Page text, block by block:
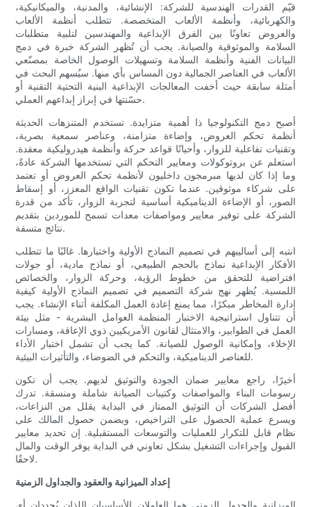
قيّم القدرات الهندسية للشركة: الإنشائية، والمدنية، والميكانيكية،
والكهربائية، وأنظمة الألعاب المتخصصة. تتطلب أنظمة الألعاب
والعروض تعاونًا بين الفرق الإبداعية والمهندسين لتلبية متطلبات
السلامة والموثوقية والصيانة. يجب أن تُظهر الشركة خبرة في دمج
البيانات الفنية وأنظمة السلامة وتسهيلات الوصول الخاصة بمصنّعي
الألعاب في العناصر الجمالية دون المساس بأي منها. سيُسهم البحث في
أمثلة سابقة حيث أخفت المعالجات الإبداعية البنية التحتية التقنية أو
حسّنتها في إبراز إبداعهم العملي.
أصبح دمج التكنولوجيا ذا أهمية متزايدة. تستخدم المتنزهات الحديثة
أنظمة تحكم العروض، وإضاءة متزامنة، وعناصر سمعية بصرية،
وتقنيات تفاعلية للزوار، وأحيانًا قواعد حركة وأنظمة هيدروليكية معقدة.
استعلم عن بروتوكولات ومعايير التحكم التي تستخدمها الشركة عادةً،
وما إذا كان لديها مبرمجون داخليون لأنظمة تحكم العروض أو تعتمد
على شركاء موثوقين. عندما تكون تقنيات الواقع المعزز، أو إسقاط
الصور، أو الإضاءة الديناميكية أساسية لتجربة الزوار، تأكد من قدرة
الشركة على توفير معايير ومواصفات معدات تسمح للموردين بتقديم
نتائج متسقة.
انتبه إلى أساليبهم في تصميم النماذج الأولية واختبارها. غالبًا ما تتطلب
الأفكار الإبداعية نماذج بالحجم الطبيعي، أو نماذج مادية، أو جولات
افتراضية للتحقق من خطوط الرؤية، وحركة الزوار، والخصائص
اللمسية. يُظهر نهج شركة التصميم في تصميم النماذج الأولية كيفية
إدارة المخاطر مبكرًا، مما يمنع إعادة العمل المكلفة أثناء الإنشاء. يجب
أن تتناول استراتيجية الاختبار المنظمة العوامل البشرية - مثل بيئة
العمل في الطوابير، والامتثال لقانون الأمريكيين ذوي الإعاقة، ومسارات
الإخلاء، وإمكانية الوصول للصيانة. كما يجب أن تشمل اختبار الأداء
للعناصر الديناميكية، والتحكم في الضوضاء، والتأثيرات البيئية.
أخيرًا، راجع معايير ضمان الجودة والتوثيق لديهم. يجب أن تكون
رسومات البناء والمواصفات وكتيبات الصيانة شاملة ومنسقة. تدرك
أفضل الشركات أن التوثيق الممتاز في البداية يقلل من النزاعات،
ويسرع عملية الحصول على التراخيص، ويضمن حصول المالك على
نظام قابل للتكرار للعمليات والتوسعات المستقبلية. إن تحديد معايير
القبول وإجراءات التشغيل بشكل تعاوني في البداية يوفر الوقت والمال
لاحقًا.
إعداد الميزانية والعقود والجداول الزمنية